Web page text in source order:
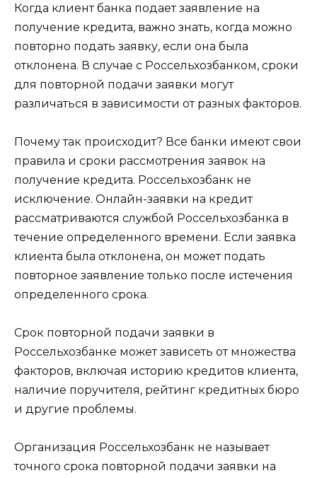
Когда клиент банка подает заявление на
получение кредита, важно знать, когда можно
повторно подать заявку, если она была
отклонена. В случае с Россельхозбанком, сроки
для повторной подачи заявки могут
различаться в зависимости от разных факторов.
Почему так происходит? Все банки имеют свои
правила и сроки рассмотрения заявок на
получение кредита. Россельхозбанк не
исключение. Онлайн-заявки на кредит
рассматриваются службой Россельхозбанка в
течение определенного времени. Если заявка
клиента была отклонена, он может подать
повторное заявление только после истечения
определенного срока.
Срок повторной подачи заявки в
Россельхозбанке может зависеть от множества
факторов, включая историю кредитов клиента,
наличие поручителя, рейтинг кредитных бюро
и другие проблемы.
Организация Россельхозбанк не называет
точного срока повторной подачи заявки на